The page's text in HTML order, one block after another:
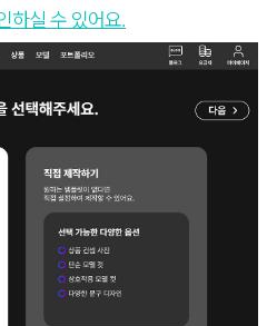
하실 수 있어요.